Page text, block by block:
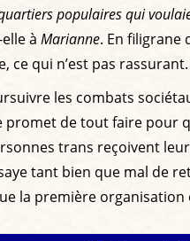
populaires qui
à Marianne. En filigrane
ce qui n’est pas rassurant.
les combats
de tout faire
trans reçoivent
tant bien que mal de
la première